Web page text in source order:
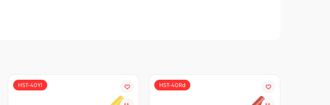
HST-40Yl HST-40Rd